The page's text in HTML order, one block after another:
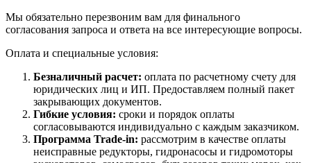
Мы обязательно перезвоним вам для финального
согласования запроса и ответа на все интересующие вопросы.
Оплата и специальные условия:
Безналичный расчет: оплата по расчетному счету для
юридических лиц и ИП. Предоставляем полный пакет
закрывающих документов.
Гибкие условия: сроки и порядок оплаты
согласовываются индивидуально с каждым заказчиком.
Программа Trade-in: рассмотрим в качестве оплаты
неисправные редукторы, гидронасосы и гидромоторы